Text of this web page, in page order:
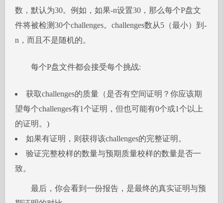
数，默认为30。例如，如果-n设置30，那么每个P盘文
件将被检测30个challenges。challenges数从5（最小）到-
n，而且不是随机的。
每个P盘文件都会接受每个挑战:
获取challenges的质量（是否有空间证明？你应该期
望每个challenges有1个证明，但也可能有0个或1个以上
的证明。)
如果有证明，则获得该challenges的完整证明。
验证完整校样的数量与预期质量校样的数量是否一
致。
最后，你会看到一份报告，是最终的真实证明与预